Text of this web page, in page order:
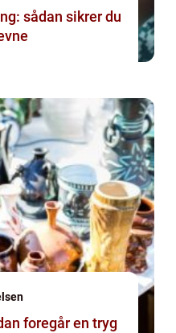
sådan sikrer du